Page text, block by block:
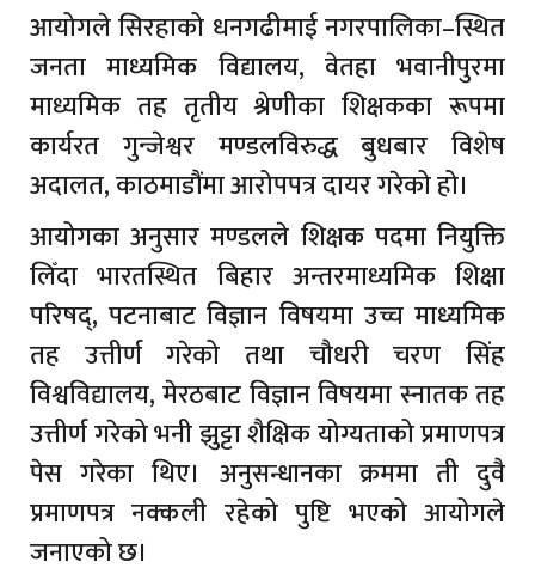
आयोगले सिरहाको धनगढीमाई नगरपालिका–स्थित
जनता माध्यमिक विद्यालय, वेतहा भवानीपुरमा
माध्यमिक तह तृतीय श्रेणीका शिक्षकका रूपमा
कार्यरत गुन्जेश्वर मण्डलविरुद्ध बुधबार विशेष
अदालत, काठमाडौंमा आरोपपत्र दायर गरेको हो।
आयोगका अनुसार मण्डलले शिक्षक पदमा नियुक्ति
लिँदा भारतस्थित बिहार अन्तरमाध्यमिक शिक्षा
परिषद्, पटनाबाट विज्ञान विषयमा उच्च माध्यमिक
तह उत्तीर्ण गरेको तथा चौधरी चरण सिंह
विश्वविद्यालय, मेरठबाट विज्ञान विषयमा स्नातक तह
उत्तीर्ण गरेको भनी झुट्टा शैक्षिक योग्यताको प्रमाणपत्र
पेस गरेका थिए। अनुसन्धानका क्रममा ती दुवै
प्रमाणपत्र नक्कली रहेको पुष्टि भएको आयोगले
जनाएको छ।